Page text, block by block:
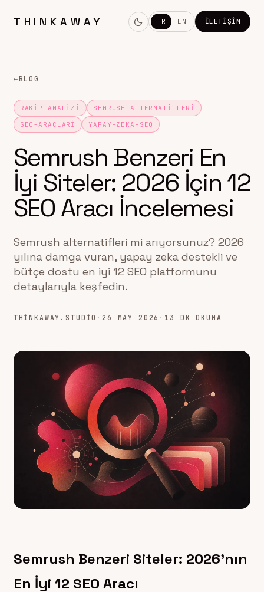
THINKAWAY TR EN İLETIŞIM
←BLOG
RAKIP-ANALIZI
SEMRUSH-ALTERNATIFLERI
SEO-ARACLARI
YAPAY-ZEKA-SEO
Semrush Benzeri En
İyi Siteler: 2026 İçin 12
SEO Aracı İncelemesi
Semrush alternatifleri mi arıyorsunuz? 2026
yılına damga vuran, yapay zeka destekli ve
bütçe dostu en iyi 12 SEO platformunu
detaylarıyla keşfedin.
THINKAWAY.STUDIO ·26 MAY 2026 · 13 DK OKUMA
Semrush Benzeri Siteler: 2026’nın
En İyi 12 SEO Aracı